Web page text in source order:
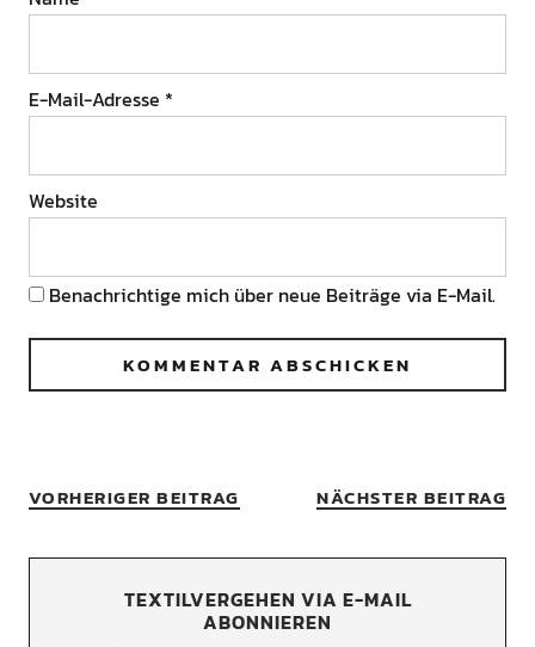
E-Mail-Adresse *
Website
Benachrichtige mich über neue Beiträge via E-Mail.
VORHERIGER BEITRAG NÄCHSTER BEITRAG
TEXTILVERGEHEN VIA E-MAIL
ABONNIEREN